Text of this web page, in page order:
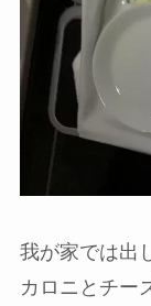
我が家では出
カロニとチー